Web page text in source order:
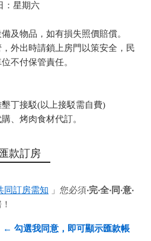
：星期六
及物品，如有損失照價賠償。
外出時請鎖上房門以策安全，民
不付保管責任。
丁接駁(以上接駁需自費)
、烤肉食材代訂。
匯款訂房
同訂房需知 」您必須‧完‧全‧同‧意‧
← 勾選我同意，即可顯示匯款帳